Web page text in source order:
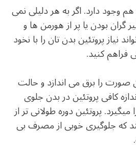
وجود دارد. اگر به هر دلیلی نمی
گران بودن یا پر از هورمن ها و
نیاز پروتئین بدن تان را با نخود
فراهم کنید.
صورت را برق می اندازد و حالت
کافی پروتئین در بدن جلوی
پروتئین دوره طولانی تر از
که جلوگیری خوبی از مصرف بی